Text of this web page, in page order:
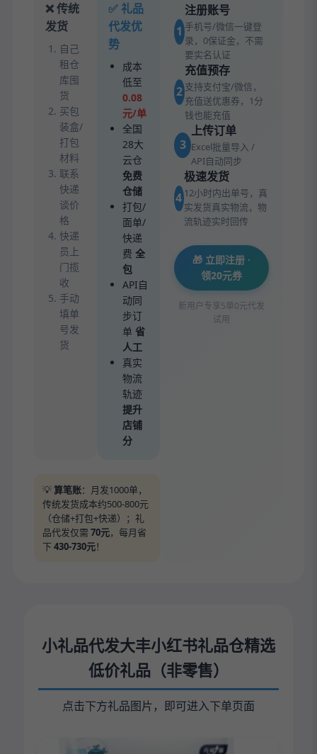
❌ 传统
发货
自己
租仓
库囤
货
买包
装盒/
打包
材料
联系
快递
谈价
格
快递
员上
门揽
收
手动
填单
号发
货
✅ 礼品
代发优
势
成本
低至
0.08
元/单
全国
28大
云仓
免费
仓储
打包/
面单/
快递
费全
包
API自
动同
步订
单省
人工
真实
物流
轨迹
提升
店铺
分
💡算笔账：月发1000单，
传统发货成本约500-800元
（仓储+打包+快递）；礼
品代发仅需 70元，每月省
下430-730元！
1
注册账号
手机号/微信一键登
录，0保证金，不需
要实名认证
2
充值预存
支持支付宝/微信，
充值送优惠券，1分
钱也能充值
3
上传订单
Excel批量导入 /
API自动同步
4
极速发货
12小时内出单号，真
实发货真实物流，物
流轨迹实时回传
🎁 立即注册 ·
领20元券
新用户专享5单0元代发
试用
小礼品代发大丰小红书礼品仓精选
低价礼品（非零售）
点击下方礼品图片，即可进入下单页面